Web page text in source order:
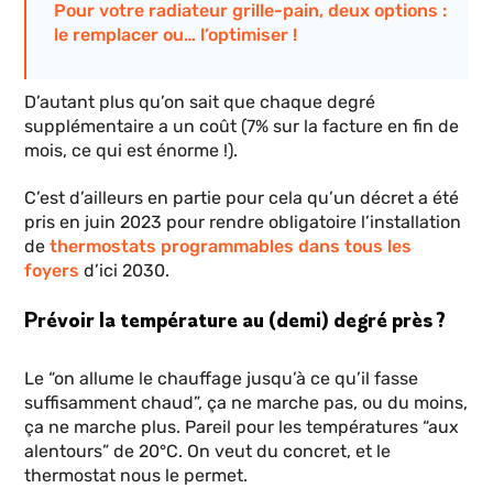
Pour votre radiateur grille-pain, deux options :
le remplacer ou… l’optimiser !
D’autant plus qu’on sait que chaque degré
supplémentaire a un coût (7% sur la facture en fin de
mois, ce qui est énorme !).
C’est d’ailleurs en partie pour cela qu’un décret a été
pris en juin 2023 pour rendre obligatoire l’installation
dethermostats programmables dans tous les
foyers d’ici 2030.
Prévoir la température au (demi) degré près ?
Le “on allume le chauffage jusqu’à ce qu’il fasse
suffisamment chaud”, ça ne marche pas, ou du moins,
ça ne marche plus. Pareil pour les températures “aux
alentours” de 20°C. On veut du concret, et le
thermostat nous le permet.